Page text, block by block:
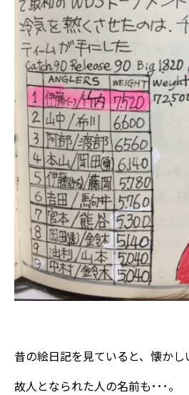
昔の絵日記を見ていると、懐かし
故人となられた人の名前も･･･。